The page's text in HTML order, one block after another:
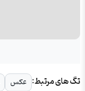
تگ های مرتبط: عکس